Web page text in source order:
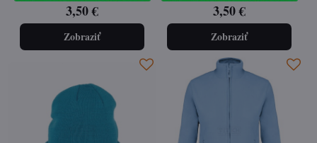
3,50 €
Zobraziť
3,50 €
Zobraziť